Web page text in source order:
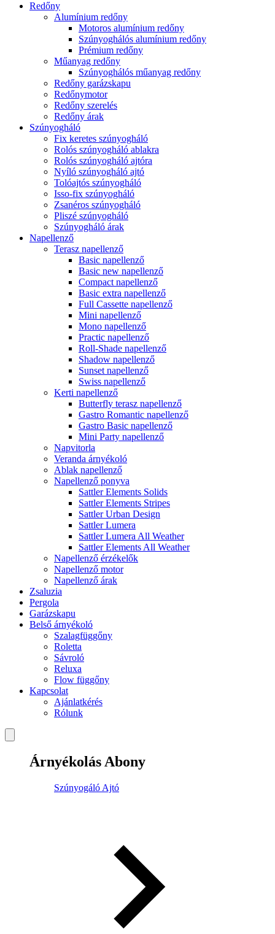
Redőny
Alumínium redőny
Motoros alumínium redőny
Szúnyoghálós alumínium redőny
Prémium redőny
Műanyag redőny
Szúnyoghálós műanyag redőny
Redőny garázskapu
Redőnymotor
Redőny szerelés
Redőny árak
Szúnyogháló
Fix keretes szúnyogháló
Rolós szúnyogháló ablakra
Rolós szúnyogháló ajtóra
Nyíló szúnyogháló ajtó
Tolóajtós szúnyogháló
Isso-fix szúnyogháló
Zsanéros szúnyogháló
Pliszé szúnyogháló
Szúnyogháló árak
Napellenző
Terasz napellenző
Basic napellenző
Basic new napellenző
Compact napellenző
Basic extra napellenző
Full Cassette napellenző
Mini napellenző
Mono napellenző
Practic napellenző
Roll-Shade napellenző
Shadow napellenző
Sunset napellenző
Swiss napellenző
Kerti napellenző
Butterfly terasz napellenző
Gastro Romantic napellenző
Gastro Basic napellenző
Mini Party napellenző
Napvitorla
Veranda árnyékoló
Ablak napellenző
Napellenző ponyva
Sattler Elements Solids
Sattler Elements Stripes
Sattler Urban Design
Sattler Lumera
Sattler Lumera All Weather
Sattler Elements All Weather
Napellenző érzékelők
Napellenző motor
Napellenző árak
Zsaluzia
Pergola
Garázskapu
Belső árnyékoló
Szalagfüggőny
Roletta
Sávroló
Reluxa
Flow függőny
Kapcsolat
Ajánlatkérés
Rólunk
Árnyékolás Abony
Szúnyogáló Ajtó